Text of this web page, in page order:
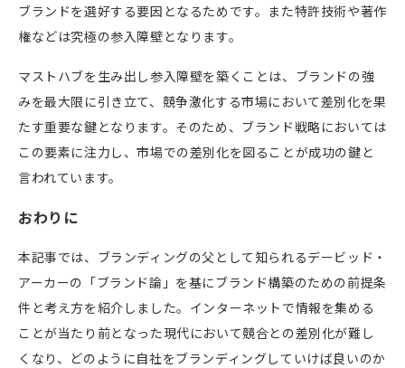
ブランドを選好する要因となるためです。また特許技術や著作
権などは究極の参入障壁となります。
マストハブを生み出し参入障壁を築くことは、ブランドの強
みを最大限に引き立て、競争激化する市場において差別化を果
たす重要な鍵となります。そのため、ブランド戦略においては
この要素に注力し、市場での差別化を図ることが成功の鍵と
言われています。
おわりに
本記事では、ブランディングの父として知られるデービッド・
アーカーの「ブランド論」を基にブランド構築のための前提条
件と考え方を紹介しました。インターネットで情報を集める
ことが当たり前となった現代において競合との差別化が難し
くなり、どのように自社をブランディングしていけば良いのか